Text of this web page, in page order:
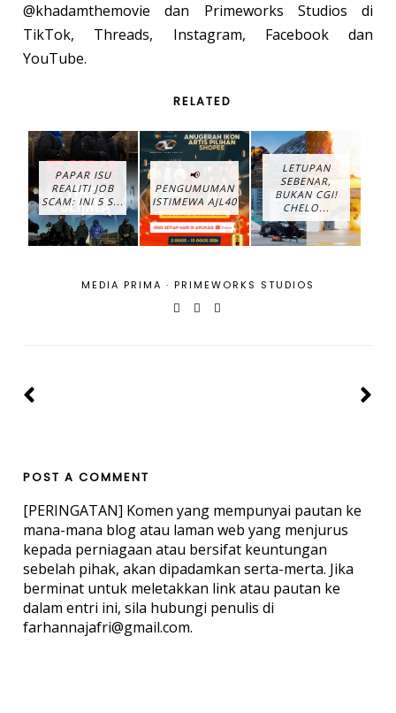
@khadamthemovie dan Primeworks Studios di
TikTok, Threads, Instagram, Facebook dan
YouTube.
RELATED
PAPAR ISU
REALITI JOB
SCAM: INI 5 S...
📢
PENGUMUMAN
ISTIMEWA AJL40
LETUPAN
SEBENAR,
BUKAN CGI!
CHELO...
MEDIA PRIMA · PRIMEWORKS STUDIOS
POST A COMMENT
[PERINGATAN] Komen yang mempunyai pautan ke
mana-mana blog atau laman web yang menjurus
kepada perniagaan atau bersifat keuntungan
sebelah pihak, akan dipadamkan serta-merta. Jika
berminat untuk meletakkan link atau pautan ke
dalam entri ini, sila hubungi penulis di
farhannajafri@gmail.com.